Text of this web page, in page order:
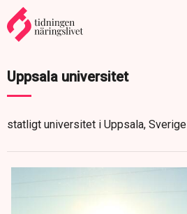
Uppsala universitet
statligt universitet i Uppsala, Sverige